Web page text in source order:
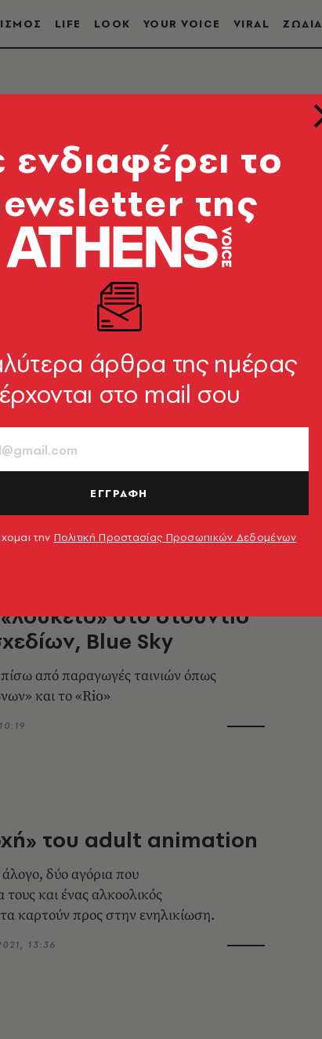
LIFE LOOK YOUR VOICE VIRAL ΖΩΔΙΑ
με
τον ΛεΜπρόν Τζέιμς
μακριά από την
τα Looney Tunes επιστρέφουν
στο στούντιο
Blue Sky
πίσω από παραγωγές ταινιών όπως
και το «Rio»
του adult animation
δύο αγόρια που
και ένας αλκοολικός
καρτούν προς στην ενηλικίωση.
13:36
ενδιαφέρει το
της
άρθρα της ημέρας
έρχονται στο mail σου
ΕΓΓΡΑΦΗ
την Πολιτική Προστασίας Προσωπικών Δεδομένων